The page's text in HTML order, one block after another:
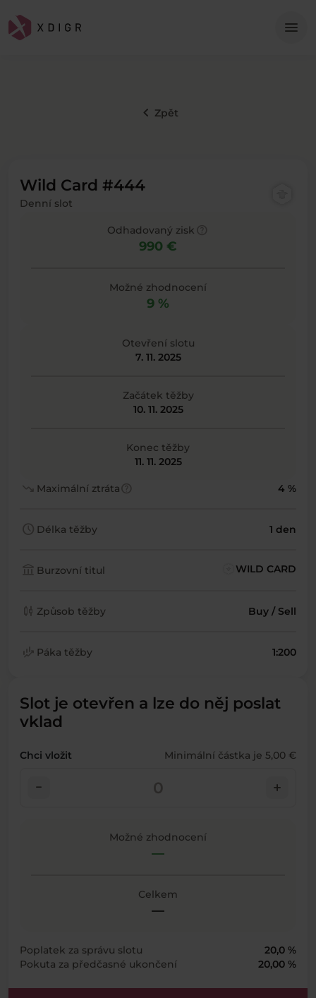
menu
keyboard_arrow_left Zpět
Wild Card #444
Denní slot
Odhadovaný zisk
990 €
Možné zhodnocení
9 %
Otevření slotu
7. 11. 2025
Začátek těžby
10. 11. 2025
Konec těžby
11. 11. 2025
trending_down Maximální ztrátahelp 4 %
schedule Délka těžby 1 den
account_balance Burzovní titul WILD CARD
candlestick_chart Způsob těžby Buy / Sell
finance_mode Páka těžby 1:200
Slot je otevřen a lze do něj poslat
vklad
Chci vložit Minimální částka je 5,00 €
check_indeterminate_small add
Možné zhodnocení
—
Celkem
—
Poplatek za správu slotu
20,0 %
Pokuta za předčasné ukončení
20,00 %